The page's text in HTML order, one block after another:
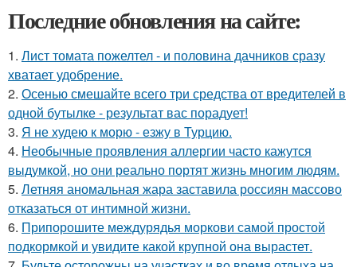
Последние обновления на сайте:
1. Лист томата пожелтел - и половина дачников сразу
хватает удобрение.
2. Осенью смешайте всего три средства от вредителей в
одной бутылке - результат вас порадует!
3. Я не худею к морю - езжу в Турцию.
4. Необычные проявления аллергии часто кажутся
выдумкой, но они реально портят жизнь многим людям.
5. Летняя аномальная жара заставила россиян массово
отказаться от интимной жизни.
6. Припорошите междурядья моркови самой простой
подкормкой и увидите какой крупной она вырастет.